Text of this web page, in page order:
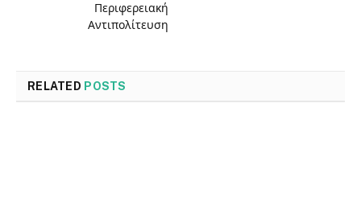
Περιφερειακή
Αντιπολίτευση
RELATED POSTS